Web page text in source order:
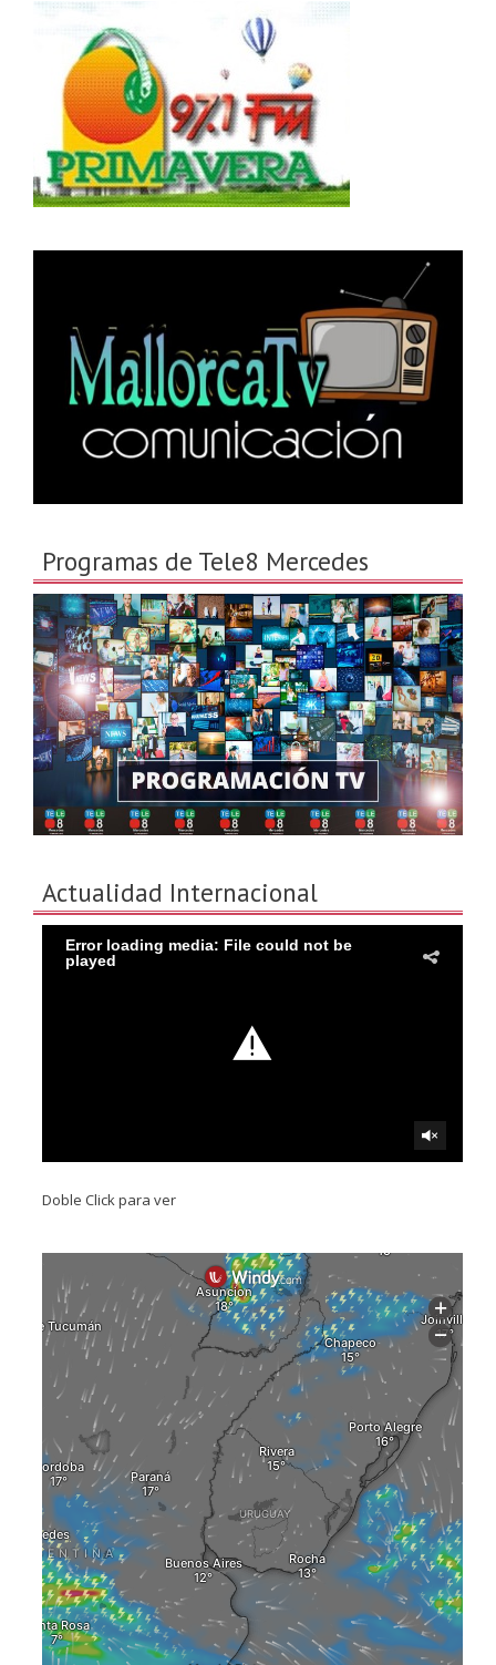
Programas de Tele8 Mercedes
Actualidad Internacional
Doble Click para ver